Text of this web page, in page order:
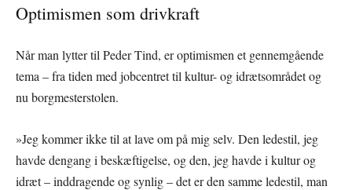
Optimismen som drivkraft
Når man lytter til Peder Tind, er optimismen et gennemgående
tema – fra tiden med jobcentret til kultur- og idrætsområdet og
nu borgmesterstolen.
»Jeg kommer ikke til at lave om på mig selv. Den ledestil, jeg
havde dengang i beskæftigelse, og den, jeg havde i kultur og
idræt – inddragende og synlig – det er den samme ledestil, man